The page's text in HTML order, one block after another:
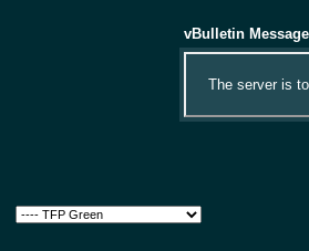
vBulletin Message
The server is